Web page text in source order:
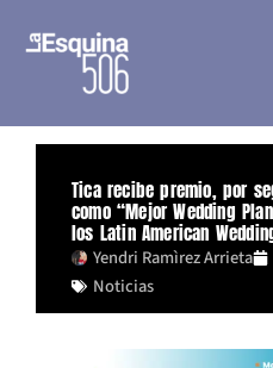
Tica recibe premio, por
como “Mejor Wedding
los Latin American
Yendri Ramìrez Arrieta
Noticias